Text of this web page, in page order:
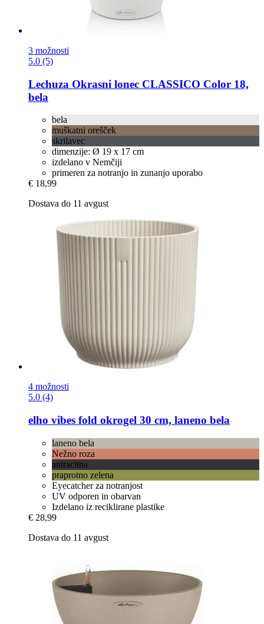
3 možnosti
5.0 (5)
Lechuza Okrasni lonec CLASSICO Color 18,
bela
bela
muškatni orešček
skrilavec
dimenzije: Ø 19 x 17 cm
izdelano v Nemčiji
primeren za notranjo in zunanjo uporabo
€ 18,99
Dostava do 11 avgust
4 možnosti
5.0 (4)
elho vibes fold okrogel 30 cm, laneno bela
laneno bela
Nežno roza
antracitna
praprotno zelena
Eyecatcher za notranjost
UV odporen in obarvan
Izdelano iz reciklirane plastike
€ 28,99
Dostava do 11 avgust